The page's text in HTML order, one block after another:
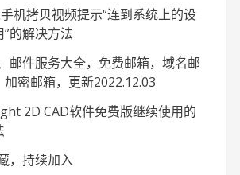
机拷贝视频提示“连到系统上的设
的解决方法
邮件服务大全，免费邮箱，域名邮
密邮箱，更新2022.12.03
2D CAD软件免费版继续使用的
，持续加入